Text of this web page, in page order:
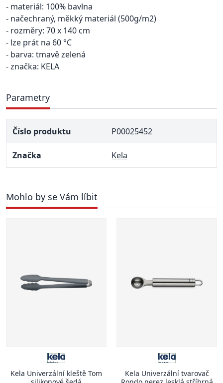
- materiál: 100% bavlna
- načechraný, měkký materiál (500g/m2)
- rozměry: 70 x 140 cm
- lze prát na 60 °C
- barva: tmavě zelená
- značka: KELA
Parametry
Číslo produktu P00025452
Značka Kela
Mohlo by se Vám líbit
Kela Univerzální kleště Tom
Kela Univerzální tvarovač